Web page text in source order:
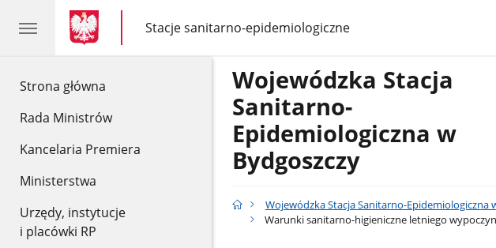
Strona główna
Rada Ministrów
Kancelaria Premiera
Ministerstwa
Urzędy, instytucje
i placówki RP
gov.pl
gov.pl
Stacje sanitarno-epidemiologiczne
gov.pl
Stacje
sanitarno-
epidemiologiczne
Wojewódzka Stacja
Sanitarno-
Epidemiologiczna w
Bydgoszczy
Wojewódzka Stacja Sanitarno-Epidemiologiczna
Warunki sanitarno-higieniczne letniego